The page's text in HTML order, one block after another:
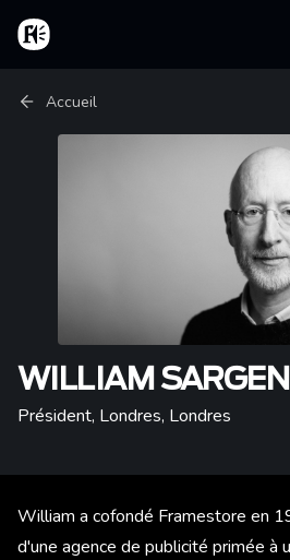
Aller au contenu principal
Accueil
Fil d'Ariane
Accueil
WILLIAM
Président, Londres, Londres
William a cofondé Framestore en
d'une agence de publicité primée à